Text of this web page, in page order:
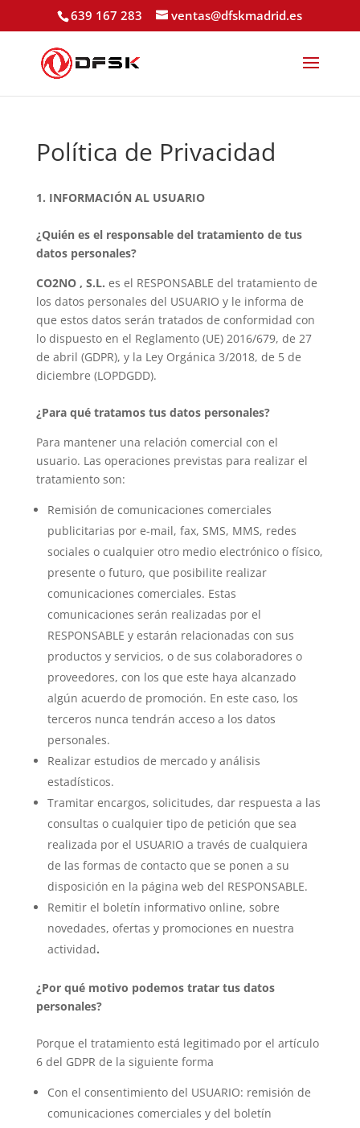
639 167 283 ventas@dfskmadrid.es
Política de Privacidad
1. INFORMACIÓN AL USUARIO
¿Quién es el responsable del tratamiento de tus
datos personales?
CO2NO , S.L. es el RESPONSABLE del tratamiento de
los datos personales del USUARIO y le informa de
que estos datos serán tratados de conformidad con
lo dispuesto en el Reglamento (UE) 2016/679, de 27
de abril (GDPR), y la Ley Orgánica 3/2018, de 5 de
diciembre (LOPDGDD).
¿Para qué tratamos tus datos personales?
Para mantener una relación comercial con el
usuario. Las operaciones previstas para realizar el
tratamiento son:
Remisión de comunicaciones comerciales
publicitarias por e-mail, fax, SMS, MMS, redes
sociales o cualquier otro medio electrónico o físico,
presente o futuro, que posibilite realizar
comunicaciones comerciales. Estas
comunicaciones serán realizadas por el
RESPONSABLE y estarán relacionadas con sus
productos y servicios, o de sus colaboradores o
proveedores, con los que este haya alcanzado
algún acuerdo de promoción. En este caso, los
terceros nunca tendrán acceso a los datos
personales.
Realizar estudios de mercado y análisis
estadísticos.
Tramitar encargos, solicitudes, dar respuesta a las
consultas o cualquier tipo de petición que sea
realizada por el USUARIO a través de cualquiera
de las formas de contacto que se ponen a su
disposición en la página web del RESPONSABLE.
Remitir el boletín informativo online, sobre
novedades, ofertas y promociones en nuestra
actividad.
¿Por qué motivo podemos tratar tus datos
personales?
Porque el tratamiento está legitimado por el artículo
6 del GDPR de la siguiente forma
Con el consentimiento del USUARIO: remisión de
comunicaciones comerciales y del boletín